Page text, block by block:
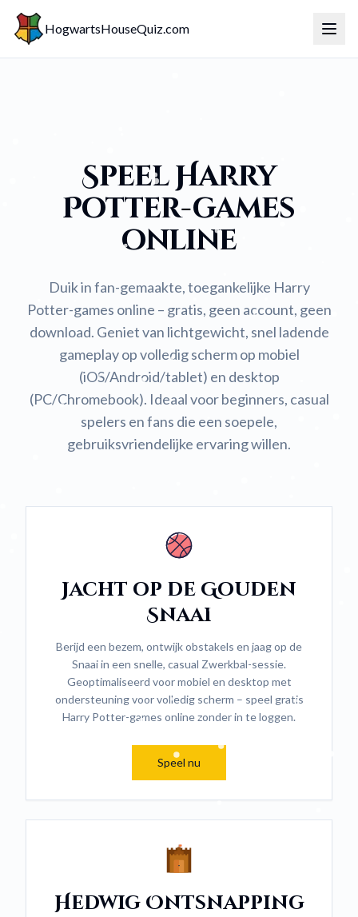
HogwartsHouseQuiz.com
Speel Harry
Potter-games
online
Duik in fan-gemaakte, toegankelijke Harry
Potter-games online – gratis, geen account, geen
download. Geniet van lichtgewicht, snel ladende
gameplay op volledig scherm op mobiel
(iOS/Android/tablet) en desktop
(PC/Chromebook). Ideaal voor beginners, casual
spelers en fans die een soepele,
gebruiksvriendelijke ervaring willen.
Jacht op de Gouden
Snaai
Berijd een bezem, ontwijk obstakels en jaag op de
Snaai in een snelle, casual Zwerkbal-sessie.
Geoptimaliseerd voor mobiel en desktop met
ondersteuning voor volledig scherm – speel gratis
Harry Potter-games online zonder in te loggen.
Speel nu
Hedwig Ontsnapping